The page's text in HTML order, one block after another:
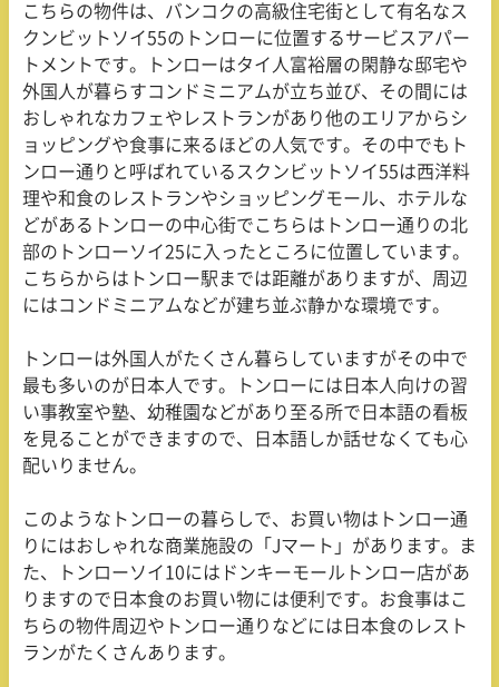
こちらの物件は、バンコクの高級住宅街として有名なス
クンビットソイ55のトンローに位置するサービスアパー
トメントです。トンローはタイ人富裕層の閑静な邸宅や
外国人が暮らすコンドミニアムが立ち並び、その間には
おしゃれなカフェやレストランがあり他のエリアからシ
ョッピングや食事に来るほどの人気です。その中でもト
ンロー通りと呼ばれているスクンビットソイ55は西洋料
理や和食のレストランやショッピングモール、ホテルな
どがあるトンローの中心街でこちらはトンロー通りの北
部のトンローソイ25に入ったところに位置しています。
こちらからはトンロー駅までは距離がありますが、周辺
にはコンドミニアムなどが建ち並ぶ静かな環境です。
トンローは外国人がたくさん暮らしていますがその中で
最も多いのが日本人です。トンローには日本人向けの習
い事教室や塾、幼稚園などがあり至る所で日本語の看板
を見ることができますので、日本語しか話せなくても心
配いりません。
このようなトンローの暮らしで、お買い物はトンロー通
りにはおしゃれな商業施設の「 Jマート」があります。ま
た、トンローソイ 10にはドンキーモールトンロー店があ
りますので日本食のお買い物には便利です。お食事はこ
ちらの物件周辺やトンロー通りなどには日本食のレスト
ランがたくさんあります。